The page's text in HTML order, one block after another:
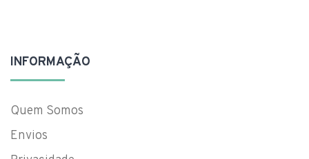
INFORMAÇÃO
Quem Somos
Envios